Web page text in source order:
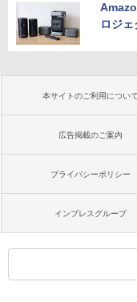
ロジ
本サイトのご利用について
広告掲載のご案内
プライバシーポリシー
インプレスグループ